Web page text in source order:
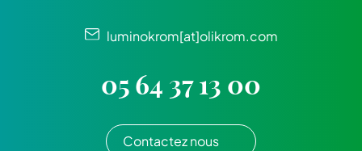
luminokrom[at]olikrom.com
05 64 37 13 00
Contactez nous